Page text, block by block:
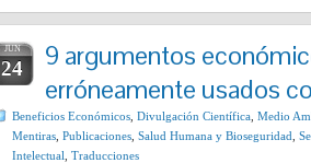
JUN
24
9 argumentos
erróneamente usados
Beneficios Económicos Divulgación Científica Medio
Mentiras Publicaciones Salud Humana y Bioseguridad
Intelectual Traducciones